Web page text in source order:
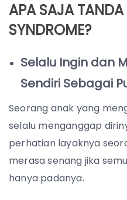
APA SAJA TANDA
SYNDROME?
Selalu Ingin dan
Sendiri Sebagai
Seorang anak yang
selalu menganggap
perhatian layaknya
merasa senang jika
hanya padanya.